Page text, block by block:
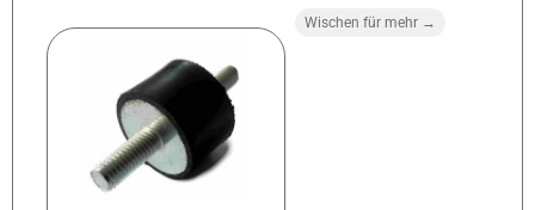
Wischen für mehr →